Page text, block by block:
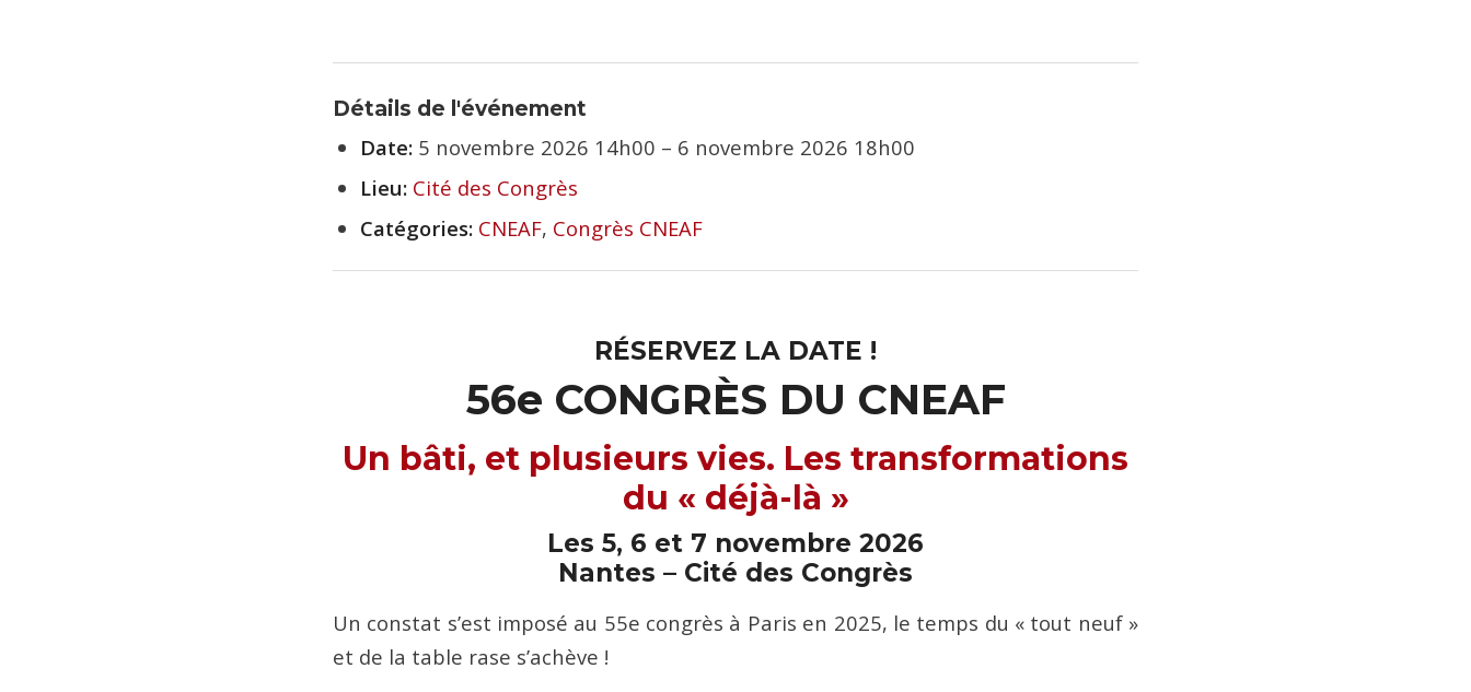
Détails de l'événement
Date: 5 novembre 2026 14h00 – 6 novembre 2026 18h00
Lieu: Cité des Congrès
Catégories: CNEAF, Congrès CNEAF
RÉSERVEZ LA DATE !
56e CONGRÈS DU CNEAF
Un bâti, et plusieurs vies. Les transformations
du « déjà-là »
Les 5, 6 et 7 novembre 2026
Nantes – Cité des Congrès
Un constat s’est imposé au 55e congrès à Paris en 2025, le temps du « tout neuf »
et de la table rase s’achève !